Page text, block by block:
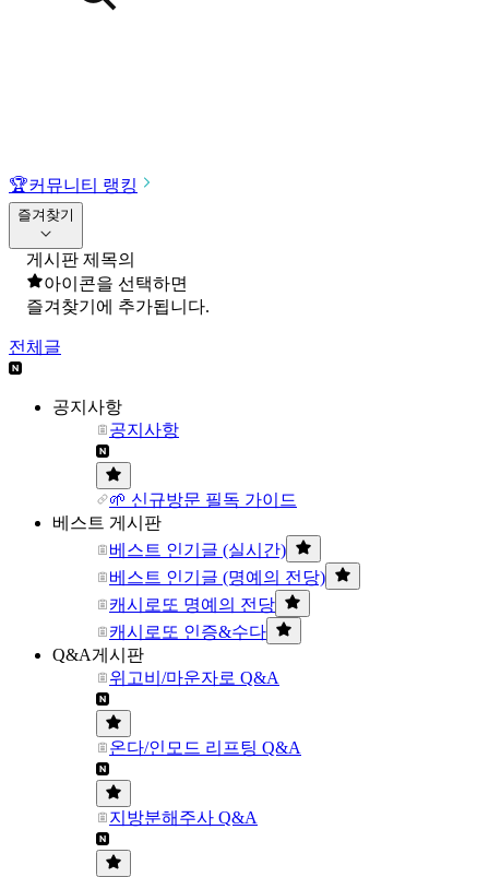
음식 · 영양제 리뷰를 찾아보세요
🏆커뮤니티 랭킹
즐겨찾기
게시판 제목의
아이콘을 선택하면
즐겨찾기에 추가됩니다.
전체글
공지사항
공지사항
🌱 신규방문 필독 가이드
베스트 게시판
베스트 인기글 (실시간)
베스트 인기글 (명예의 전당)
캐시로또 명예의 전당
캐시로또 인증&수다
Q&A게시판
위고비/마운자로 Q&A
온다/인모드 리프팅 Q&A
지방분해주사 Q&A